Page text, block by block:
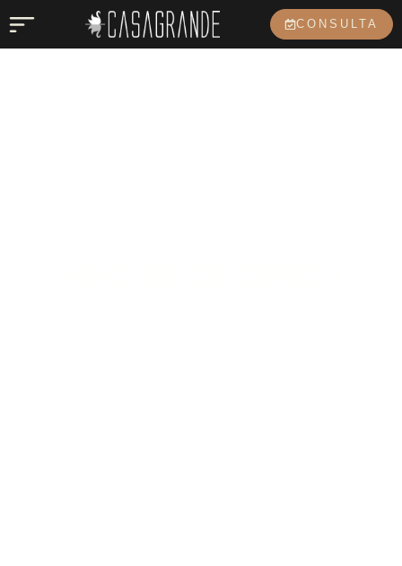
CONSULTA